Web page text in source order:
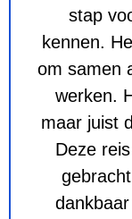
stap
kennen.
om samen
werken.
maar juist
Deze